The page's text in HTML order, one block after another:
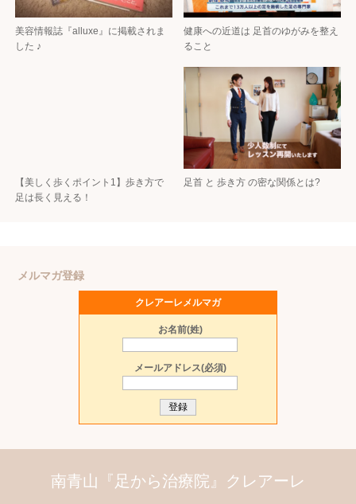
美容情報誌『alluxe』に掲載されま
した ♪
健康への近道は 足首のゆがみを整え
ること
【美しく歩くポイント1】歩き方で
足は長く見える！
足首 と 歩き方 の密な関係とは?
メルマガ登録
クレアーレメルマガ
お名前(姓)
メールアドレス(必須)
南青山『足から治療院』クレアーレ